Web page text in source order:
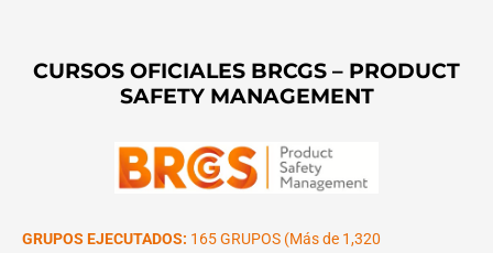
CURSOS OFICIALES BRCGS – PRODUCT
SAFETY MANAGEMENT
GRUPOS EJECUTADOS: 165 GRUPOS (Más de 1,320